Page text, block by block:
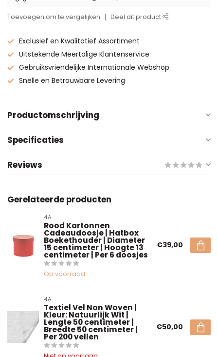
Toevoegen om te vergelijken Deel dit product
Exclusief en Kwalitatief Assortiment
Uitstekende Meertalige Klantenservice
Gebruiksvriendelijke Internationale Webshop
Snelle en Betrouwbare Levering
Productomschrijving
Specificaties
Reviews
Gerelateerde producten
4A
Rood Kartonnen
Cadeaudoosje | Hatbox
Boekethouder | Diameter
15 centimeter | Hoogte 13
centimeter | Per 6 doosjes
Op voorraad
€39,00
4A
Textiel Vel Non Woven |
Kleur: Natuurlijk Wit |
Lengte 50 centimeter |
Breedte 50 centimeter |
Per 200 vellen
€50,00